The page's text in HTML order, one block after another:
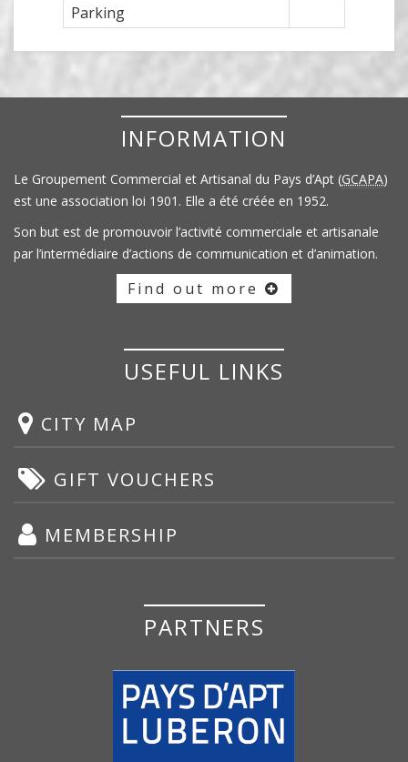
Parking
INFORMATION
Le Groupement Commercial et Artisanal du Pays d’Apt (GCAPA)
est une association loi 1901. Elle a été créée en 1952.
Son but est de promouvoir l’activité commerciale et artisanale
par l’intermédiaire d’actions de communication et d’animation.
Find out more
USEFUL LINKS
CITY MAP
GIFT VOUCHERS
MEMBERSHIP
PARTNERS